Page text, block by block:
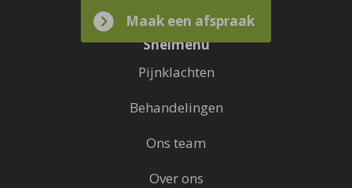
Maak een afspraak
Snelmenu
Pijnklachten
Behandelingen
Ons team
Over ons